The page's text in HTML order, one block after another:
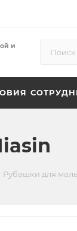
и
Рубашки для